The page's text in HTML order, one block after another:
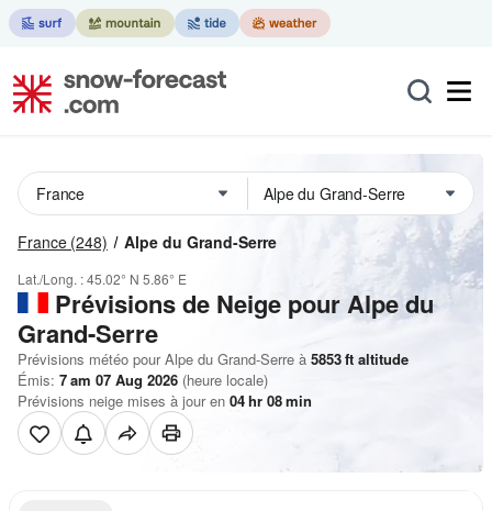
France (248) Alpe du Grand-Serre
Lat./Long. :45.02° N 5.86° E
Prévisions de Neige pour Alpe du
Grand-Serre
Prévisions météo pour Alpe du Grand-Serre à 5853ft altitude
Émis: 7 am 07 Aug 2026 (heure locale)
Prévisions neige mises à jour en 04hr 08min